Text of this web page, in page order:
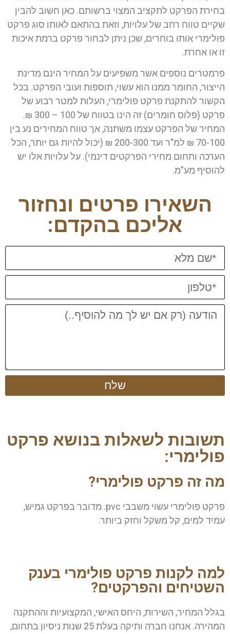
בחירת הפרקט לתקציב המצוי ברשותם. כאן חשוב להבין
שקיים טווח רחב של עלויות, וזאת בהתאם לאותו סוג פרקט
פולימרי אותו בוחרים, שכן ניתן לבחור פרקט ברמת איכות
זו או אחרת.
פרמטרים נוספים אשר משפיעים על המחיר הינם מדינת
הייצור, החומר ממנו הוא עשוי, תוספות ועובי הפרקט. בכל
הקשור להתקנת פרקט פולימרי, העלות למטר רבוע של
פרקט (פלוס חומרים) זה הינו בטווח של 100 – 300 ₪.
המחיר של הפרקט עצמו משתנה, אך טווח המחירים נע בין
70-100 ₪ למ"ר ועד 200-300 ₪ (יכול להיות גם יותר, הכל
הערכה ותחום מחירי הפרקטים דינמי). על עלויות אלו יש
להוסיף מע"מ.
השאירו פרטים ונחזור
אליכם בהקדם:
שלח
תשובות לשאלות בנושא פרקט
פולימרי:
מה זה פרקט פולימרי?
פרקט פולימרי עשוי משבבי pvc. מדובר בפרקט גמיש,
עמיד למים, קל משקל וחזק ביותר.
למה לקנות פרקט פולימרי בענק
השטיחים והפרקטים?
בגלל המחיר, השירות, היחס האישי, המקצועיות וההתקנה
המהירה. אנחנו חברה ותיקה בעלת 25 שנות ניסיון בתחום,